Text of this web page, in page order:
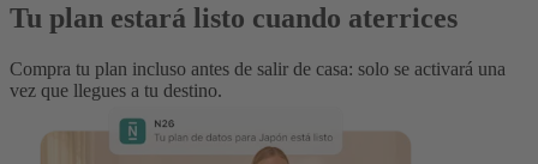
Tu plan estará listo cuando aterrices
Compra tu plan incluso antes de salir de casa: solo se activará una
vez que llegues a tu destino.